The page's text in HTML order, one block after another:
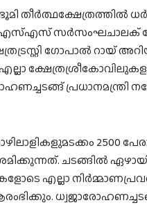
തീര്‍ത്ഥക്ഷേത്രത്തില്‍
സര്‍സംഘചാലക്
ഗോപാല്‍ റായ്
പ്രധാനമന്ത്രി
2500
ചടങ്ങില്‍
എല്ലാ